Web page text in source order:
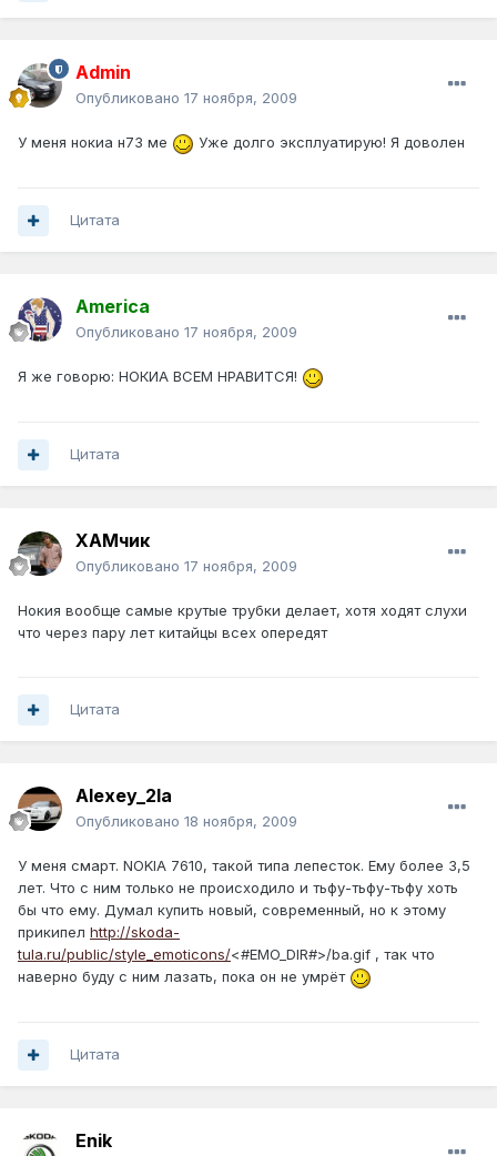
Admin
Опубликовано 17 ноября, 2009
У меня нокиа н73 ме Уже долго эксплуатирую! Я доволен
Цитата
America
Опубликовано 17 ноября, 2009
Я же говорю: НОКИА ВСЕМ НРАВИТСЯ!
Цитата
ХАМчик
Опубликовано 17 ноября, 2009
Нокия вообще самые крутые трубки делает, хотя ходят слухи
что через пару лет китайцы всех опередят
Цитата
Alexey_2la
Опубликовано 18 ноября, 2009
У меня смарт. NOKIA 7610, такой типа лепесток. Ему более 3,5
лет. Что с ним только не происходило и тьфу-тьфу-тьфу хоть
бы что ему. Думал купить новый, современный, но к этому
прикипел http://skoda-
tula.ru/public/style_emoticons/<#EMO_DIR#>/ba.gif , так что
наверно буду с ним лазать, пока он не умрёт
Цитата
Enik